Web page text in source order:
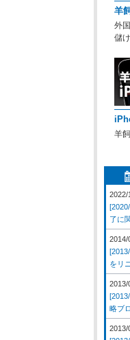
羊
外
儲
羊
2022/
了に
2014/
をリ
2013/
略ブ
2013/